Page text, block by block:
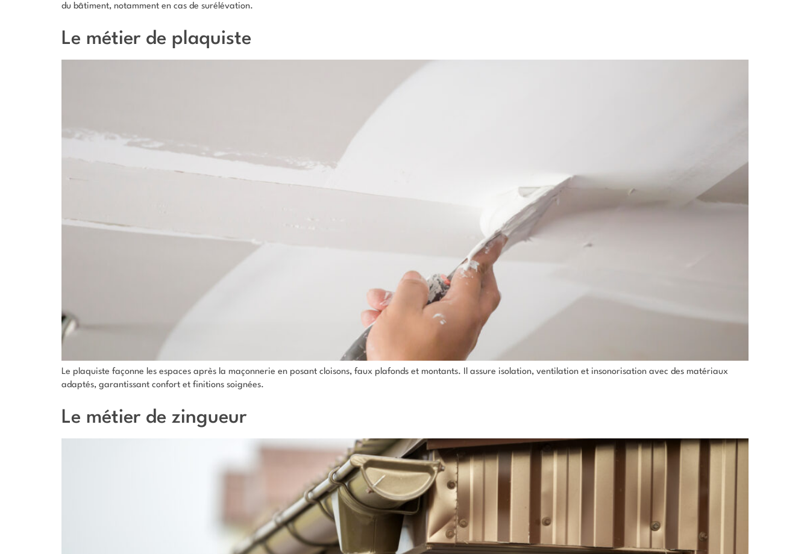
du bâtiment, notamment en cas de surélévation.
Le métier de plaquiste
Le plaquiste façonne les espaces après la maçonnerie en posant cloisons, faux plafonds et montants. Il assure isolation, ventilation et insonorisation avec des matériaux
adaptés, garantissant confort et finitions soignées.
Le métier de zingueur